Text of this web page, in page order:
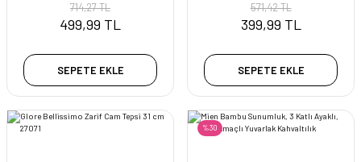
714,27 TL
499,99 TL
SEPETE EKLE
571,42 TL
399,99 TL
SEPETE EKLE
%30